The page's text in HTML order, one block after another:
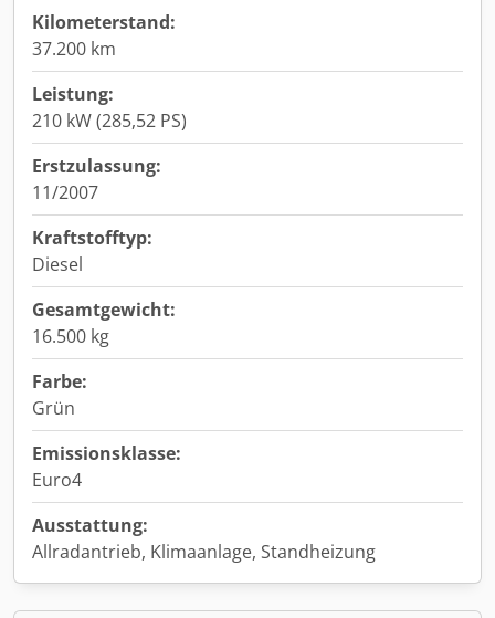
Kilometerstand:
37.200 km
Leistung:
210 kW (285,52 PS)
Erstzulassung:
11/2007
Kraftstofftyp:
Diesel
Gesamtgewicht:
16.500 kg
Farbe:
Grün
Emissionsklasse:
Euro4
Ausstattung:
Allradantrieb, Klimaanlage, Standheizung